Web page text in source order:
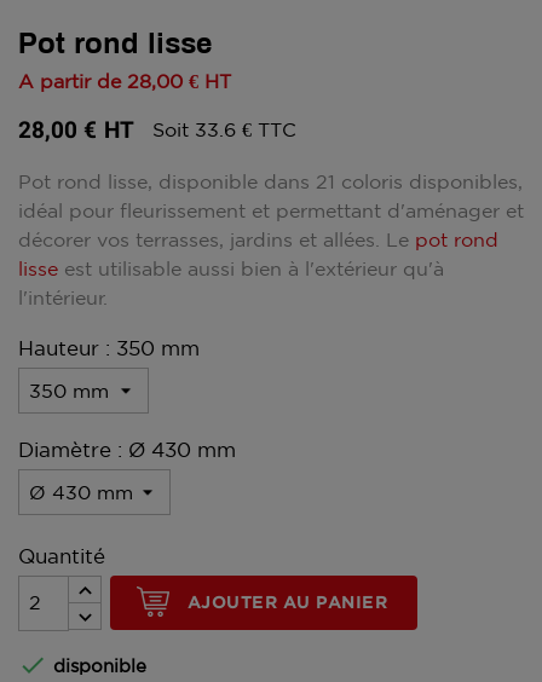
Pot rond lisse
A partir de 28,00 € HT
28,00 € HT Soit 33.6 € TTC
Pot rond lisse, disponible dans 21 coloris disponibles,
idéal pour fleurissement et permettant d'aménager et
décorer vos terrasses, jardins et allées. Le pot rond
lisse est utilisable aussi bien à l'extérieur qu'à
l'intérieur.
Hauteur : 350 mm
Diamètre : Ø 430 mm
Quantité
AJOUTER AU PANIER
 disponible